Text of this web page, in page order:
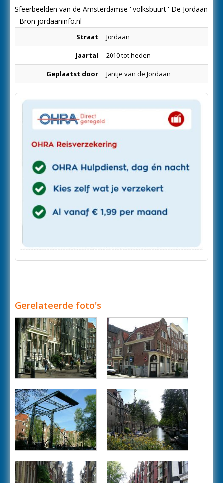
Sfeerbeelden van de Amsterdamse ''volksbuurt'' De Jordaan
- Bron jordaaninfo.nl
Straat Jordaan
Jaartal 2010 tot heden
Geplaatst door Jantje van de Jordaan
Gerelateerde foto's